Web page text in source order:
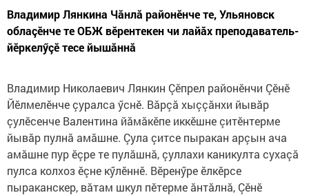
Владимир Лянкина Чăнлă районӗнче те, Ульяновск
облаçӗнче те ОБЖ вӗрентекен чи лайăх преподаватель-
йӗркелӳçӗ тесе йышăннă
Владимир Николаевич Лянкин Çӗпрел районӗнчи Çӗнӗ
Йӗлмелӗнче çуралса ӳснӗ. Вăрçă хыççăнхи йывăр
çулӗсенче Валентина йăмăкӗпе иккӗшне çитӗнтерме
йывăр пулнă амăшне. Çула çитсе пыракан арçын ача
амăшне пур ӗçре те пулăшнă, çуллахи каникулта сухаçă
пулса колхоз ӗçне кӳлӗннӗ. Вӗренӳре ӗлкӗрсе
пыраканскер, вăтам шкул пӗтерме ăнтăлнă, Çӗнӗ